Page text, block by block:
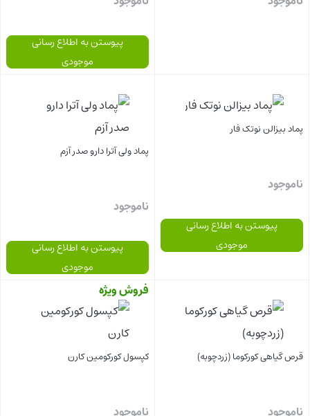
پیوستن به اطلاع رسانی
موجودی
پماد بیزالن نوتک فار
ناموجود
پیوستن به اطلاع رسانی
موجودی
پماد ولی آترا دارو صدر آزم
ناموجود
بستن
پیوستن به اطلاع رسانی
موجودی
قرص گیاهی کورکوما (زردچوبه)
ناموجود
فروش ویژه
کپسول کورکومین کارن
ناموجود